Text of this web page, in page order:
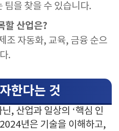
팀을 찾을 수 있습니다.
할 산업은?
조 자동화, 교육, 금융 순으
.
한다는 것
, 산업과 일상의 ‘핵심 인
년은 기술을 이해하고,